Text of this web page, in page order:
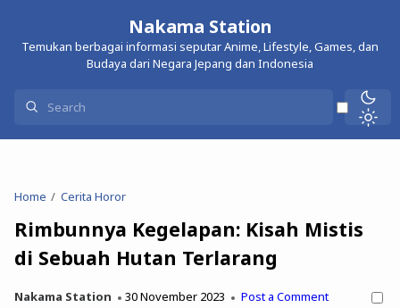
Nakama Station
Temukan berbagai informasi seputar Anime, Lifestyle, Games, dan
Budaya dari Negara Jepang dan Indonesia
Home Cerita Horor
Rimbunnya Kegelapan: Kisah Mistis
di Sebuah Hutan Terlarang
Nakama Station 30 November 2023 Post a Comment